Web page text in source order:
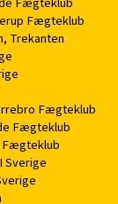
Fægteklub
Trekanten
Fægteklub
Fægteklub
Fægteklub
Sverige